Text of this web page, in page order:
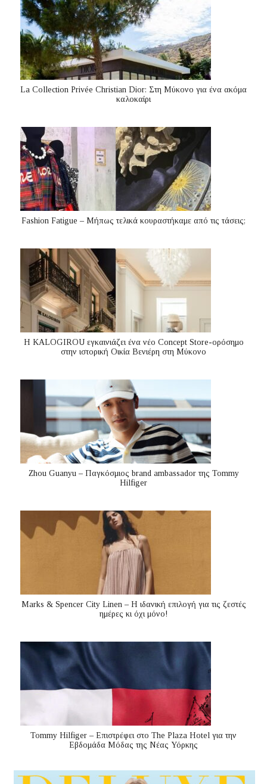
La Collection Privée Christian Dior: Στη Μύκονο για ένα ακόμα
καλοκαίρι
Fashion Fatigue – Μήπως τελικά κουραστήκαμε από τις τάσεις;
Η KALOGIROU εγκαινιάζει ένα νέο Concept Store-ορόσημο
στην ιστορική Οικία Βενιέρη στη Μύκονο
Zhou Guanyu – Παγκόσμιος brand ambassador της Tommy
Hilfiger
Marks & Spencer City Linen – Η ιδανική επιλογή για τις ζεστές
ημέρες κι όχι μόνο!
Tommy Hilfiger – Επιστρέφει στο The Plaza Hotel για την
Εβδομάδα Μόδας της Νέας Υόρκης